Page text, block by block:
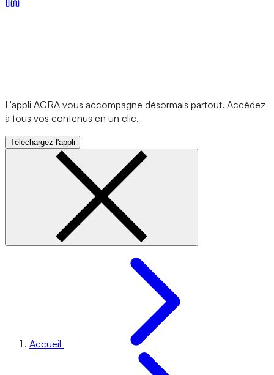
L'appli AGRA vous accompagne désormais partout. Accédez
à tous vos contenus en un clic.
Téléchargez l'appli
Accueil